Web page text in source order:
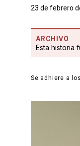
23 de febrero
ARCHIVO
Esta historia
Se adhiere a